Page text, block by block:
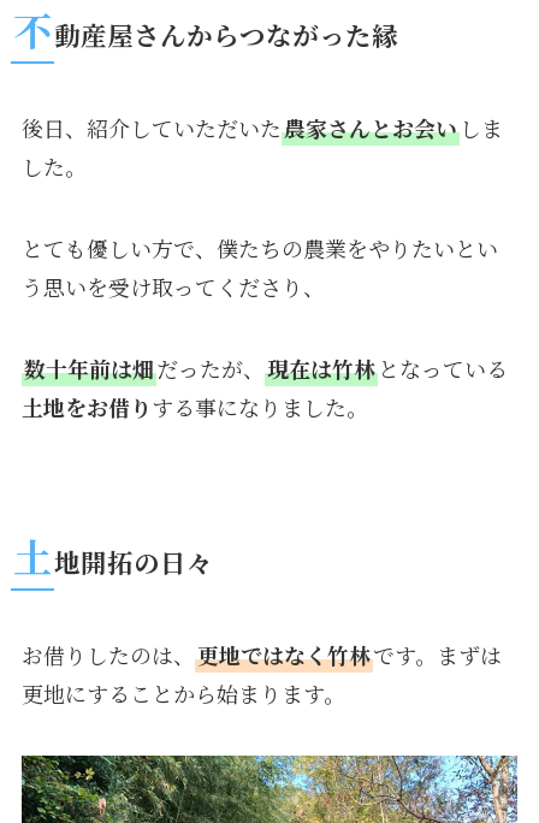
不動産屋さんからつながった縁
後日、紹介していただいた農家さんとお会いしま
した。
とても優しい方で、僕たちの農業をやりたいとい
う思いを受け取ってくださり、
数十年前は畑だったが、 現在は竹林となっている
土地をお借り する事になりました。
土地開拓の日々
お借りしたのは、 更地ではなく竹林です。まずは
更地にすることから始まります。